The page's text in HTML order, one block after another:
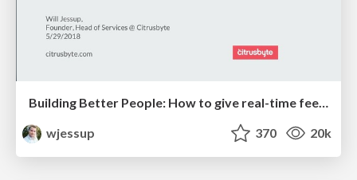
Building Better People: How to give real-time feedback that sticks.
wjessup
370 20k